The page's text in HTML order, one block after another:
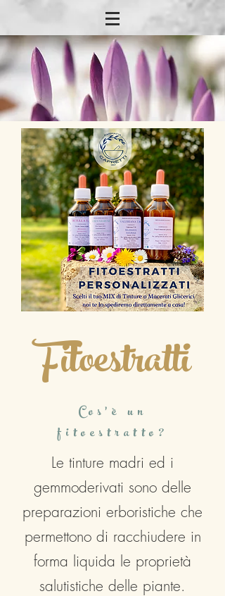
Cos'è un
fitoestratto?
Fitoestratti
Le tinture madri ed i
gemmoderivati sono delle
preparazioni erboristiche che
permettono di racchiudere in
forma liquida le proprietà
salutistiche delle piante.